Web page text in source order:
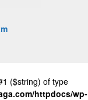
($string) of type
httpdocs/wp-